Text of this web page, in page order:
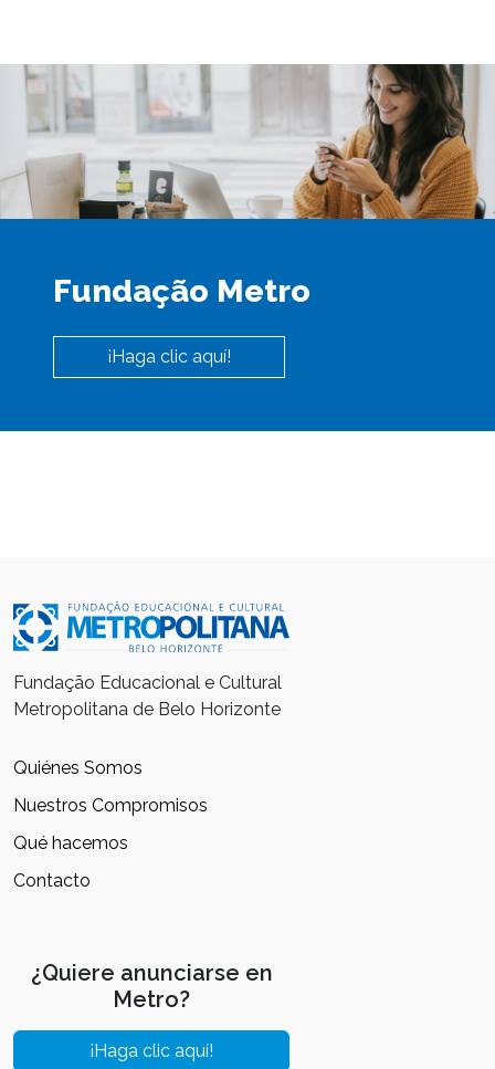
Fundação Metro
¡Haga clic aquí!
Fundação Educacional e Cultural
Metropolitana de Belo Horizonte
Quiénes Somos
Nuestros Compromisos
Qué hacemos
Contacto
¿Quiere anunciarse en
Metro?
¡Haga clic aquí!